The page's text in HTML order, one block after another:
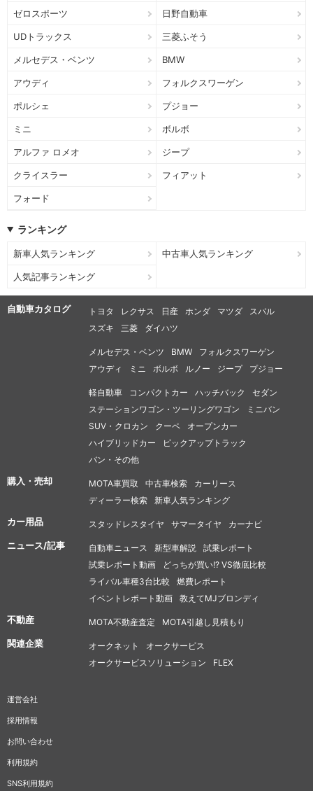
ゼロスポーツ 日野自動車
UDトラックス 三菱ふそう
メルセデス・ベンツ BMW
アウディ フォルクスワーゲン
ポルシェ プジョー
ミニ ボルボ
アルファ ロメオ ジープ
クライスラー フィアット
フォード
ランキング
新車人気ランキング 中古車人気ランキング
人気記事ランキング
自動車カタログ トヨタ レクサス 日産 ホンダ マツダ
スバル
スズキ
三菱 ダイハツ
メルセデス・ベンツ BMW
フォルクスワーゲン
アウディ
ミニ ボルボ ルノー ジープ プジョー
軽自動車 コンパクトカー ハッチバック
セダン
ステーションワゴン・ツーリングワゴン
ミニバン
SUV・クロカン
クーペ
オープンカー
ハイブリッドカー
ピックアップトラック
バン・その他
購入・売却 MOTA車買取 中古車検索
カーリース
ディーラー検索
新車人気ランキング
カー用品 スタッドレスタイヤ サマータイヤ カーナビ
ニュース/記事 自動車ニュース 新型車解説
試乗レポート
試乗レポート動画
どっちが買い!? VS徹底比較
ライバル車種3台比較
燃費レポート
イベントレポート動画
教えてMJブロンディ
不動産 MOTA不動産査定 MOTA引越し見積もり
関連企業 オークネット
オークサービス
オークサービスソリューション
FLEX
運営会社
採用情報
お問い合わせ
利用規約
SNS利用規約